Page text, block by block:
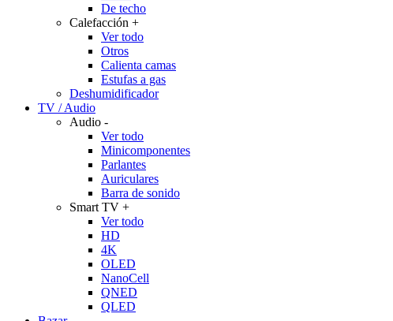
De techo
Calefacción +
Ver todo
Otros
Calienta camas
Estufas a gas
Deshumidificador
TV / Audio
Audio -
Ver todo
Minicomponentes
Parlantes
Auriculares
Barra de sonido
Smart TV +
Ver todo
HD
4K
OLED
NanoCell
QNED
QLED